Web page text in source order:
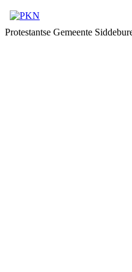
Protestantse Gemeente